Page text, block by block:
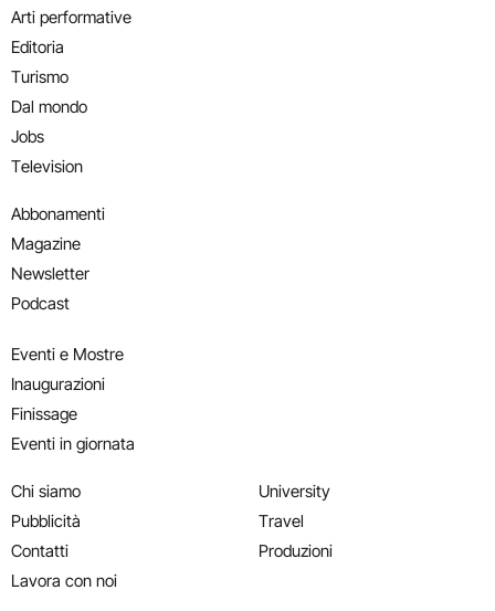
Arti performative
Editoria
Turismo
Dal mondo
Jobs
Television
Abbonamenti
Magazine
Newsletter
Podcast
Eventi e Mostre
Inaugurazioni
Finissage
Eventi in giornata
Chi siamo
Pubblicità
Contatti
Lavora con noi
University
Travel
Produzioni